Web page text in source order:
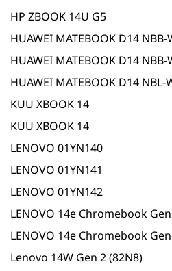
HP ZBOOK 14U G5
HUAWEI MATEBOOK D14 NBB-
HUAWEI MATEBOOK D14 NBB-
HUAWEI MATEBOOK D14 NBL-
KUU XBOOK 14
KUU XBOOK 14
LENOVO 01YN140
LENOVO 01YN141
LENOVO 01YN142
LENOVO 14e Chromebook
LENOVO 14e Chromebook
Lenovo 14W Gen 2 (82N8)